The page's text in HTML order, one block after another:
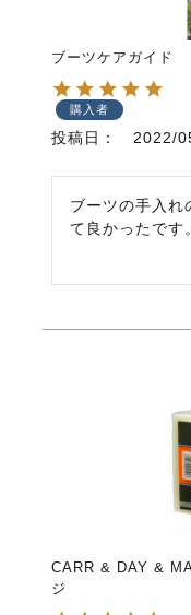
ブーツケアガイド
購入者
投稿日 2022/
ブーツの手入れ
て良かったです。
CARR & DAY &
ジ